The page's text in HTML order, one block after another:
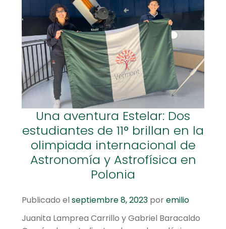
Una aventura Estelar: Dos
estudiantes de 11° brillan en la
olimpiada internacional de
Astronomía y Astrofísica en
Polonia
Publicado el septiembre 8, 2023 poremilio
Juanita Lamprea Carrillo y Gabriel Baracaldo